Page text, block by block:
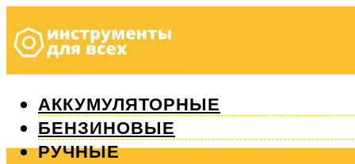
АККУМУЛЯТОРНЫЕ
БЕНЗИНОВЫЕ
РУЧНЫЕ